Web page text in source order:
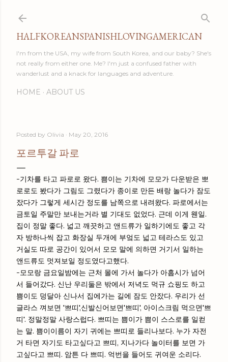
HALFKOREANSPANISHLOVINGAMERICAN
I'm from the USA, my wife from South Korea, and our baby? She's
not really from either one. Me? I'm just a confused father with
wanderlust and a knack for languages and adventure.
HOME ABOUT US
Posted by Olivia May 20, 2016
포르투갈 파로
-기차를 타고 파로로 왔다. 쁨이는 기차에 모모가 다운받은 뽀
로로도 봤다가 그림도 그렸다가 종이로 만든 배랑 놀다가 잠도
잤다가 그렇게 세시간 정도를 남쪽으로 내려왔다. 파로에서는
금토일 주말만 보내는거라 별 기대도 없었다. 근데 이게 웬일.
집이 정말 좋다. 넓고 깨끗하고 앤드류가 일하기에도 좋고 각
자 방하나씩 잡고 화장실 두개에 부엌도 넓고 테라스도 있고
거실도 따로 공간이 있어서 모모 말에 의하면 거기서 일하는
앤드류도 멋져보일 정도였다고했다.
-모모랑 금요일밤에는 근처 몰에 가서 놀다가 아홉시가 넘어
서 들어갔다. 신난 우리둘은 밖에서 저녁도 먹규 쇼핑도 하고
쁨이도 덩달아 신나서 집에가는 길에 잠도 안잤다. 우리가 선
글라스 껴보면 '쁘띠',신발신어보면'쁘띠', 아이스크림 먹으면'쁘
띠'. 정말정말 사랑스럽다. 쁘띠는 쁨이가 쁨이 스스로를 일컫
는 말. 쁨이이름이 자기 귀에는 쁘띠로 들리나보다. 누가 자전
거 타면 자기도 타고싶다고 쁘띠, 지나가다 놀이터를 보면 가
고싶다고 쁘띠. 암튼 다 쁘띠. 억번을 들어도 귀여운 소리다.